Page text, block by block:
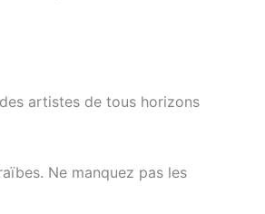
artistes de tous horizons
Ne manquez pas les